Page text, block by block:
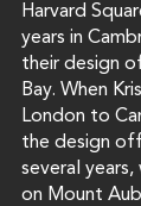
Harvard
years in
their design
Bay. When
London to
the design
several
on Mount